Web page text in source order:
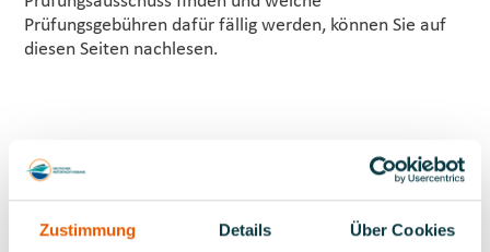
Zustimmung Details Über Cookies
Prüfungsgebühren dafür fällig werden, können Sie auf
diesen Seiten nachlesen.
ABLAUF